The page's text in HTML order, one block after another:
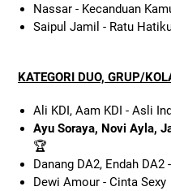
Nassar - Kecanduan
Saipul Jamil - Ratu
KATEGORI DUO, GRUP/
Ali KDI, Aam KDI - Asli
Ayu Soraya, Novi Ayla,
🏆
Danang DA2, Endah DA2
Dewi Amour - Cinta Sexy